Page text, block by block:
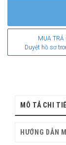
MUA TRẢ
Duyệt hồ sơ
MÔ TẢ CHI
HƯỚNG DẪN